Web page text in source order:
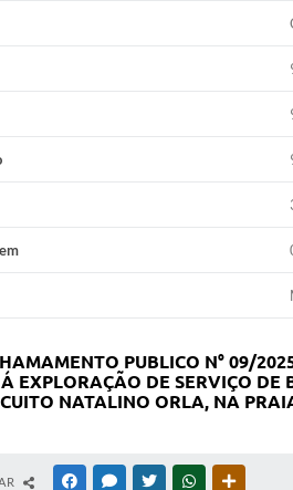
PUBLICO N° 09/
EXPLORAÇÃO DE SERVIÇO
NATALINO ORLA, NA
FACEBOOKMESSENGER
TWITTERWHATSAPP